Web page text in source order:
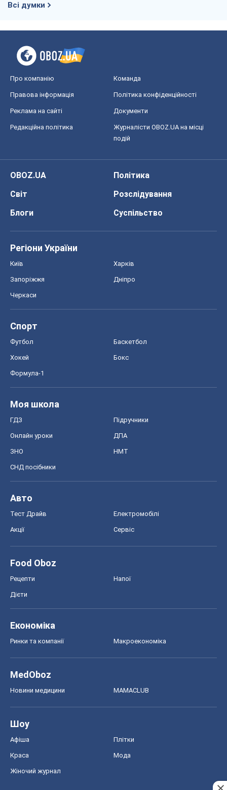
Всі думки
Про компанію Команда
Правова інформація Політика конфіденційності
Реклама на сайті Документи
Редакційна політика
Журналісти OBOZ.UA на місці
подій
OBOZ.UA
Політика
Світ
Розслідування
Блоги
Суспільство
Регіони України
Київ Харків
Запоріжжя Дніпро
Черкаси
Спорт
Футбол Баскетбол
Хокей Бокс
Формула-1
Моя школа
ГДЗ Підручники
Онлайн уроки ДПА
ЗНО НМТ
СНД посібники
Авто
Тест Драйв Електромобілі
Акції Сервіс
Food Oboz
Рецепти Напої
Дієти
Економіка
Ринки та компанії Макроекономіка
MedOboz
Новини медицини MAMACLUB
Шоу
Афіша Плітки
Краса Мода
Жіночий журнал